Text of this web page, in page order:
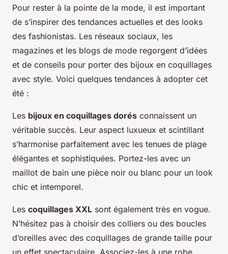
Pour rester à la pointe de la mode, il est important
de s’inspirer des tendances actuelles et des looks
des fashionistas. Les réseaux sociaux, les
magazines et les blogs de mode regorgent d’idées
et de conseils pour porter des bijoux en coquillages
avec style. Voici quelques tendances à adopter cet
été :
Les bijoux en coquillages dorés connaissent un
véritable succès. Leur aspect luxueux et scintillant
s’harmonise parfaitement avec les tenues de plage
élégantes et sophistiquées. Portez-les avec un
maillot de bain une pièce noir ou blanc pour un look
chic et intemporel.
Les coquillages XXL sont également très en vogue.
N’hésitez pas à choisir des colliers ou des boucles
d’oreilles avec des coquillages de grande taille pour